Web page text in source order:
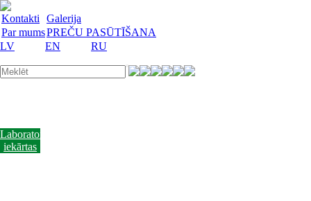
Kontakti
Galerija
Par mumsPREČU PASŪTĪŠANA
LV
EN RU
Laboratorijas
iekārtas